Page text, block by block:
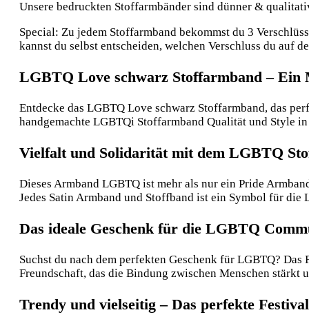
Unsere bedruckten Stoffarmbänder sind dünner &
Special: Zu jedem Stoffarmband bekommst du 3
kannst du selbst entscheiden, welchen Verschluss du auf
LGBTQ Love schwarz Stoffarmband – Ein
Entdecke das LGBTQ Love schwarz Stoffarmband, das
handgemachte LGBTQi Stoffarmband Qualität und Style
Vielfalt und Solidarität mit dem LGBTQ
Dieses Armband LGBTQ ist mehr als nur ein Pride
Jedes Satin Armband und Stoffband ist ein Symbol für
Das ideale Geschenk für die LGBTQ
Suchst du nach dem perfekten Geschenk für LGBTQ?
Freundschaft, das die Bindung zwischen Menschen
Trendy und vielseitig – Das perfekte